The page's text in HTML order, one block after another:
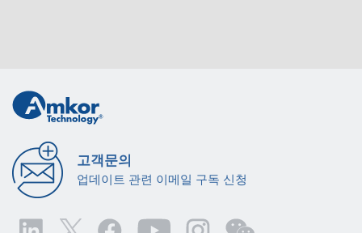
고객문의
업데이트 관련 이메일 구독 신청